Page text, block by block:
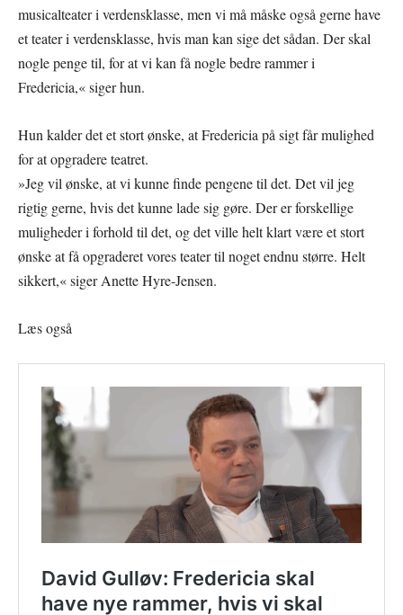
musicalteater i verdensklasse, men vi må måske også gerne have
et teater i verdensklasse, hvis man kan sige det sådan. Der skal
nogle penge til, for at vi kan få nogle bedre rammer i
Fredericia,« siger hun.
Hun kalder det et stort ønske, at Fredericia på sigt får mulighed
for at opgradere teatret.
»Jeg vil ønske, at vi kunne finde pengene til det. Det vil jeg
rigtig gerne, hvis det kunne lade sig gøre. Der er forskellige
muligheder i forhold til det, og det ville helt klart være et stort
ønske at få opgraderet vores teater til noget endnu større. Helt
sikkert,« siger Anette Hyre-Jensen.
Læs også